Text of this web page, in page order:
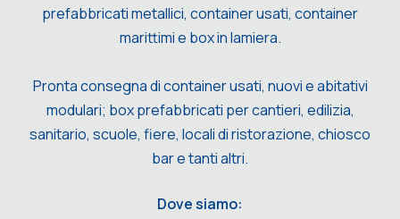
prefabbricati metallici, container usati, container
marittimi e box in lamiera.
Pronta consegna di container usati, nuovi e abitativi
modulari; box prefabbricati per cantieri, edilizia,
sanitario, scuole, fiere, locali di ristorazione, chiosco
bar e tanti altri.
Dove siamo: